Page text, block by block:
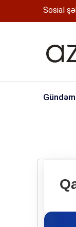
Sosial
Gündəm